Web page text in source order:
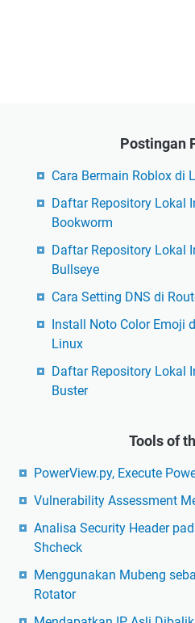
Postingan
Cara Bermain Roblox di
Daftar Repository Lokal
Bookworm
Daftar Repository Lokal
Bullseye
Cara Setting DNS di
Install Noto Color Emoji
Linux
Daftar Repository Lokal
Buster
Tools of
PowerView.py, Execute
Vulnerability Assessment
Analisa Security Header
Shcheck
Menggunakan Mubeng
Rotator